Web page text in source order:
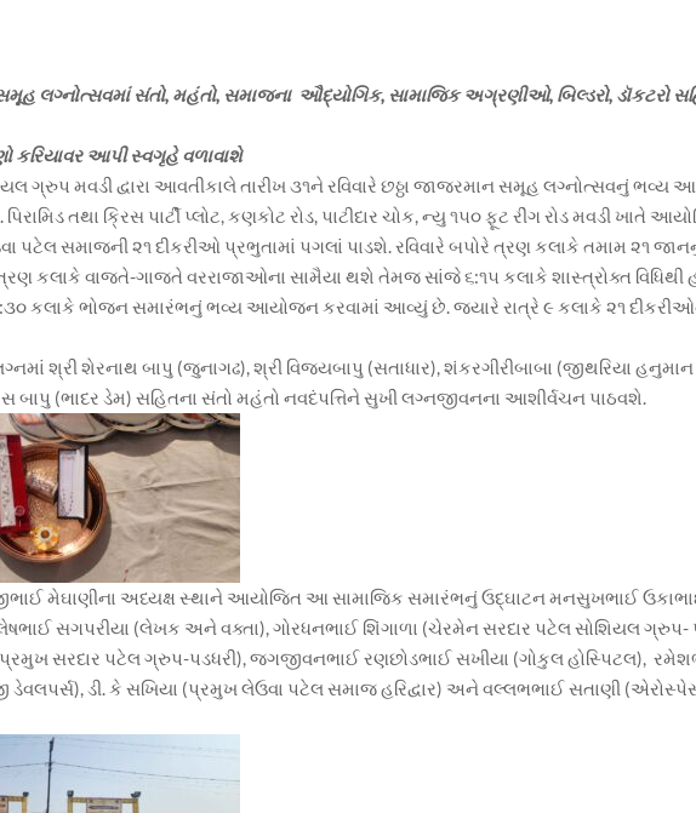
gr
m
er y
n
k
લગ્નોત્સવમાં સંતો, મહંતો, સમાજના ઔદ્યોગિક, સામાજિક અગ્રણીઓ, બિલ્ડરો, ડૉકટરો
કરિયાવર આપી સ્વગૃહે વળાવાશે
ગ્રુપ મવડી દ્વારા આવતીકાલે તારીખ ૩૧ને રવિવારે છઠ્ઠા જાજરમાન સમૂહ લગ્નોત્સવનું ભવ્ય
તથા ક્રિસ પાર્ટી પ્લોટ, કણકોટ રોડ, પાટીદાર ચોક, ન્યુ ૧૫૦ ફૂટ રીંગ રોડ મવડી ખાતે
પટેલ સમાજની ૨૧ દીકરીઓ પ્રભુતામાં પગલાં પાડશે. રવિવારે બપોરે ત્રણ કલાકે તમામ ૨૧
કલાકે વાજતે-ગાજતે વરરાજાઓના સામૈયા થશે તેમજ સાંજે ૬:૧૫ કલાકે શાસ્ત્રોક્ત વિધિથી
કલાકે ભોજન સમારંભનું ભવ્ય આયોજન કરવામાં આવ્યું છે. જ્યારે રાત્રે ૯ કલાકે ૨૧
શ્રી શેરનાથ બાપુ (જુનાગઢ), શ્રી વિજયબાપુ (સતાધાર), શંકરગીરીબાબા (જીથરિયા હનુમાન
બાપુ (ભાદર ડેમ) સહિતના સંતો મહંતો નવદંપત્તિને સુખી લગ્નજીવનના આશીર્વચન પાઠવશે.
મેઘાણીના અધ્યક્ષ સ્થાને આયોજિત આ સામાજિક સમારંભનું ઉદ્ઘાટન મનસુખભાઈ ઉકાભાઇ
સગપરીયા (લેખક અને વક્તા), ગોરધનભાઈ શિંગાળા (ચેરમેન સરદાર પટેલ સોશિયલ ગ્રુપ-
સરદાર પટેલ ગ્રુપ-પડધરી), જગજીવનભાઈ રણછોડભાઈ સખીયા (ગોકુલ હોસ્પિટલ),
ડેવલપર્સ), ડી. કે સખિયા (પ્રમુખ લેઉવા પટેલ સમાજ હરિદ્વાર) અને વલ્લભભાઈ સતાણી